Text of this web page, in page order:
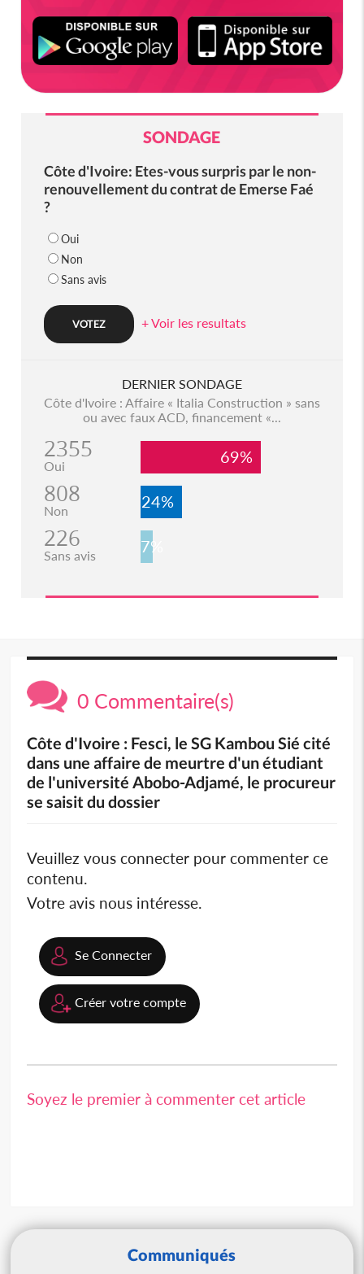
SONDAGE
Côte d'Ivoire: Etes-vous surpris par le non-
renouvellement du contrat de Emerse Faé
?
Oui
Non
Sans avis
+ Voir les resultats
DERNIER SONDAGE
Côte d'Ivoire : Affaire « Italia Construction » sans
ou avec faux ACD, financement «...
2355
Oui 69%
808
Non 24%
226
Sans avis 7%
0 Commentaire(s)
Côte d'Ivoire : Fesci, le SG Kambou Sié cité
dans une affaire de meurtre d'un étudiant
de l'université Abobo-Adjamé, le procureur
se saisit du dossier
Veuillez vous connecter pour commenter ce
contenu.
Votre avis nous intéresse.
Se Connecter
Créer votre compte
Soyez le premier à commenter cet article
Communiqués